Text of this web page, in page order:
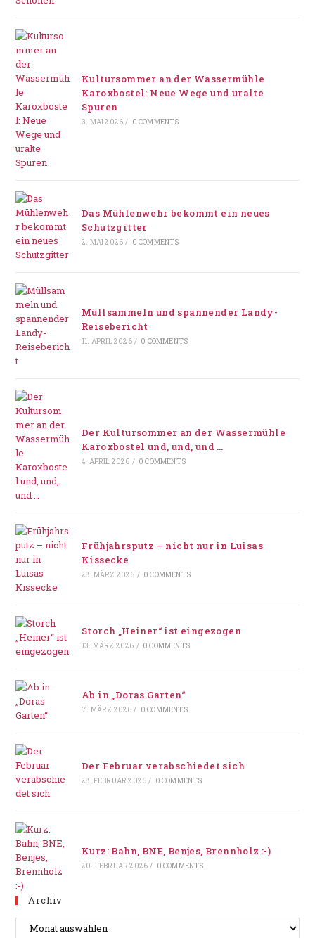
Kultursommer an der Wassermühle
Karoxbostel: Neue Wege und uralte
Spuren
3. MAI 2026 / 0 COMMENTS
Das Mühlenwehr bekommt ein neues
Schutzgitter
2. MAI 2026 / 0 COMMENTS
Müllsammeln und spannender Landy-
Reisebericht
11. APRIL 2026 / 0 COMMENTS
Der Kultursommer an der Wassermühle
Karoxbostel und, und, und …
4. APRIL 2026 / 0 COMMENTS
Frühjahrsputz – nicht nur in Luisas
Kissecke
28. MÄRZ 2026 / 0 COMMENTS
Storch „Heiner“ ist eingezogen
13. MÄRZ 2026 / 0 COMMENTS
Ab in „Doras Garten“
7. MÄRZ 2026 / 0 COMMENTS
Der Februar verabschiedet sich
28. FEBRUAR 2026 / 0 COMMENTS
Kurz: Bahn, BNE, Benjes, Brennholz :-)
20. FEBRUAR 2026 / 0 COMMENTS
Archiv